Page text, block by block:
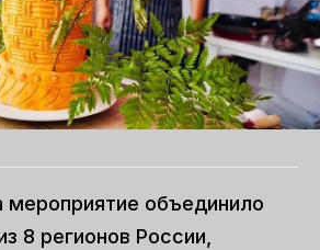
мероприятие объединило
8 регионов России,